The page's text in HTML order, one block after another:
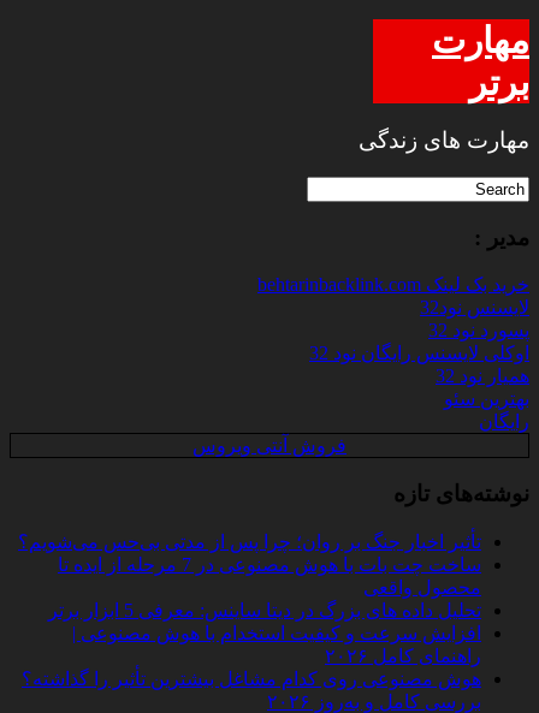
مهارت
برتر
مهارت های زندگی
مدیر :
خرید بک لینک behtarinbacklink.com
لایسنس نود32
پسورد نود 32
اوکلی لایسنس رایگان نود 32
همیار نود 32
بهترین سئو
رایگان
فروش آنتی ویروس
نوشته‌های تازه
تأثیر اخبار جنگ بر روان؛ چرا پس از مدتی بی‌حس می‌شویم؟
ساخت چت‌ بات با هوش مصنوعی در 7 مرحله از ایده تا
محصول واقعی
تحلیل داده‌ های بزرگ در دیتا ساینس: معرفی 5 ابزار برتر
افزایش سرعت و کیفیت استخدام با هوش مصنوعی |
راهنمای کامل ۲۰۲۶
هوش مصنوعی روی کدام مشاغل بیشترین تأثیر را گذاشته؟
بررسی کامل و به‌روز ۲۰۲۶